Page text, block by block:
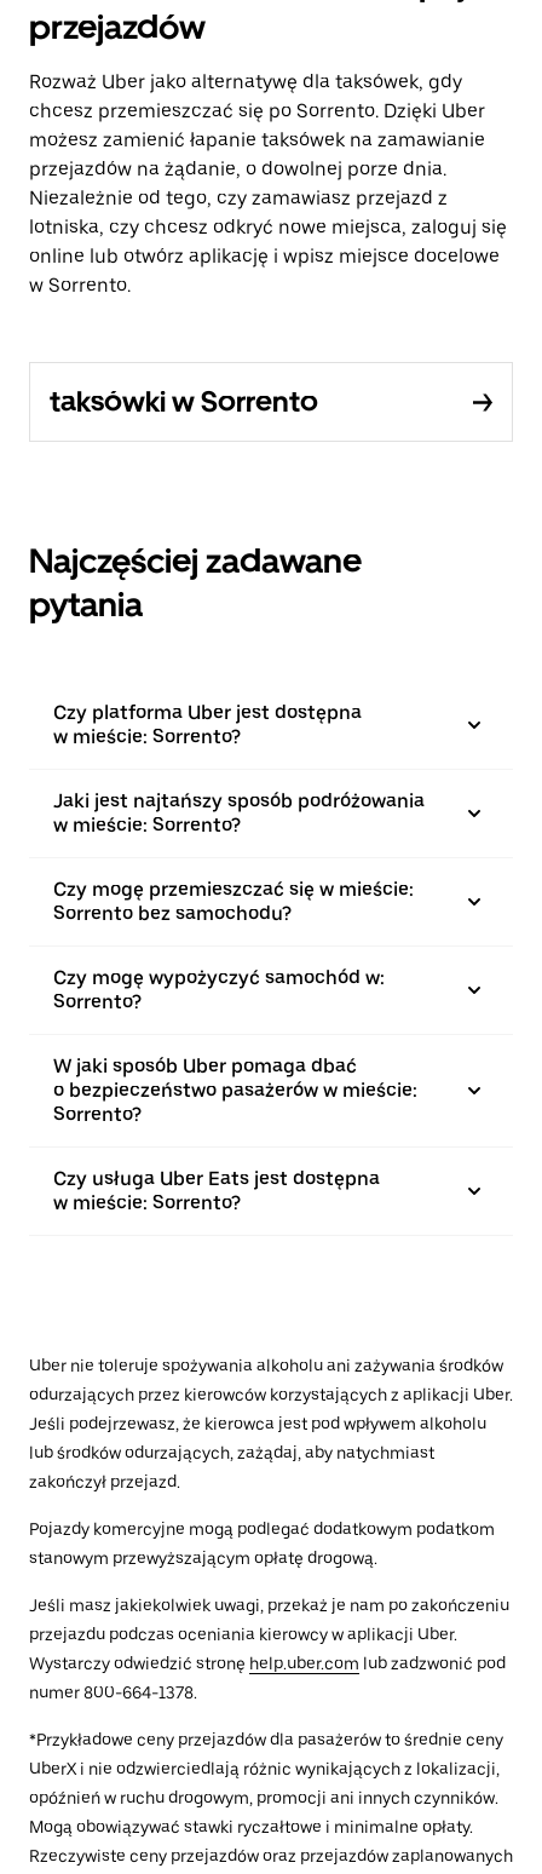
przejazdów
Rozważ Uber jako alternatywę dla taksówek, gdy
chcesz przemieszczać się po Sorrento. Dzięki Uber
możesz zamienić łapanie taksówek na zamawianie
przejazdów na żądanie, o dowolnej porze dnia.
Niezależnie od tego, czy zamawiasz przejazd z
lotniska, czy chcesz odkryć nowe miejsca, zaloguj się
online lub otwórz aplikację i wpisz miejsce docelowe
w Sorrento.
taksówki w Sorrento
Najczęściej zadawane
pytania
Czy platforma Uber jest dostępna
w mieście: Sorrento?
Jaki jest najtańszy sposób podróżowania
w mieście: Sorrento?
Czy mogę przemieszczać się w mieście:
Sorrento bez samochodu?
Czy mogę wypożyczyć samochód w:
Sorrento?
W jaki sposób Uber pomaga dbać
o bezpieczeństwo pasażerów w mieście:
Sorrento?
Czy usługa Uber Eats jest dostępna
w mieście: Sorrento?
Uber nie toleruje spożywania alkoholu ani zażywania środków
odurzających przez kierowców korzystających z aplikacji Uber.
Jeśli podejrzewasz, że kierowca jest pod wpływem alkoholu
lub środków odurzających, zażądaj, aby natychmiast
zakończył przejazd.
Pojazdy komercyjne mogą podlegać dodatkowym podatkom
stanowym przewyższającym opłatę drogową.
Jeśli masz jakiekolwiek uwagi, przekaż je nam po zakończeniu
przejazdu podczas oceniania kierowcy w aplikacji Uber.
Wystarczy odwiedzić stronę help.uber.com lub zadzwonić pod
numer 800-664-1378.
*Przykładowe ceny przejazdów dla pasażerów to średnie ceny
UberX i nie odzwierciedlają różnic wynikających z lokalizacji,
opóźnień w ruchu drogowym, promocji ani innych czynników.
Mogą obowiązywać stawki ryczałtowe i minimalne opłaty.
Rzeczywiste ceny przejazdów oraz przejazdów zaplanowanych